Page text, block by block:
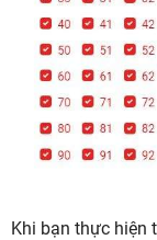
Khi bạn thực hiện